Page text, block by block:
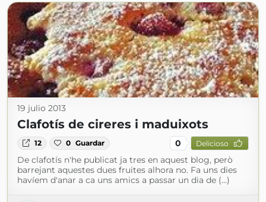
19 julio 2013
Clafotís de cireres i maduixots
12 0 Guardar 0 Delicioso
De clafotís n'he publicat ja tres en aquest blog, però
barrejant aquestes dues fruites alhora no. Fa uns dies
havíem d'anar a ca uns amics a passar un dia de (...)